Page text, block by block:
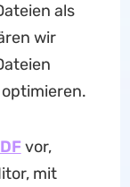
als
wir
vor,
mit